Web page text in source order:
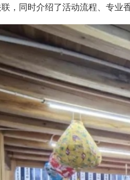
，同时介绍了活动流程、专业